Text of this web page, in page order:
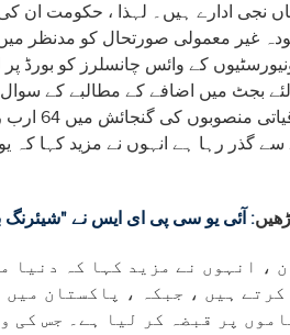
نجی ادارے ہیں۔ لہذا ، حکومت
غیر معمولی صورتحال کو مدنظر میں
کے وائس چانسلرز کو بورڈ
بجٹ میں اضافے کے مطالبے کے
: آئی یو سی پی ای ایس نے "شیئرنگ
، انہوں نے مزید کہا کہ دنیا
ہیں ، جبکہ ، پاکستان
پر قبضہ کر لیا ہے۔ جس کی